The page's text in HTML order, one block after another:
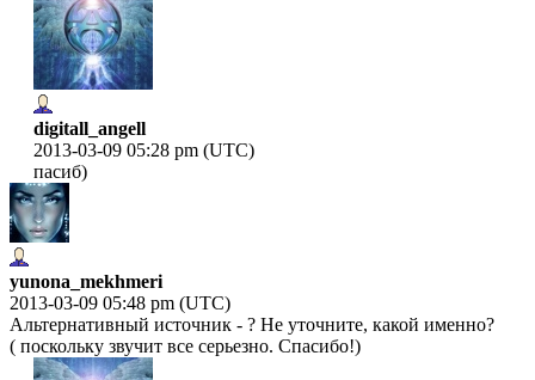
digitall_angell
2013-03-09 05:28 pm (UTC)
пасиб)
yunona_mekhmeri
2013-03-09 05:48 pm (UTC)
Альтернативный источник - ? Не уточните, какой именно?
( поскольку звучит все серьезно. Спасибо!)